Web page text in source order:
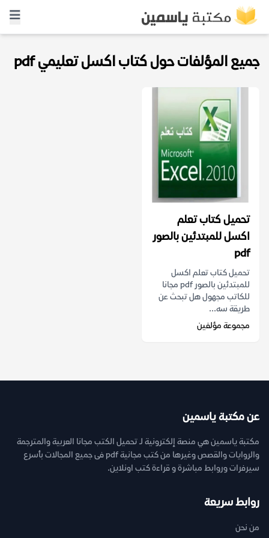
جميع المؤلفات حول كتاب اكسل تعليمي pdf
تحميل كتاب تعلم
اكسل للمبتدئين بالصور
pdf
تحميل كتاب تعلم اكسل
للمبتدئين بالصور pdf مجانا
للكاتب مجهول هل تبحث عن
طريقة سه...
مجموعة مؤلفين
عن مكتبة ياسمين
مكتبة ياسمين هي منصة إلكترونية لـ تحميل الكتب مجانا العربية والمترجمة
والروايات والقصص وغيرها من كتب مجانية pdf فى جميع المجالات بأسرع
سيرفرات وروابط مباشرة و قراءة كتب اونلاين.
روابط سريعة
من نحن